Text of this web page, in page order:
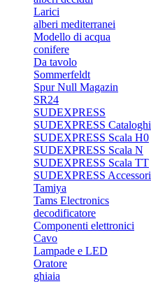
Larici
alberi mediterranei
Modello di acqua
conifere
Da tavolo
Sommerfeldt
Spur Null Magazin
SR24
SUDEXPRESS
SUDEXPRESS Cataloghi
SUDEXPRESS Scala H0
SUDEXPRESS Scala N
SUDEXPRESS Scala TT
SUDEXPRESS Accessori
Tamiya
Tams Electronics
decodificatore
Componenti elettronici
Cavo
Lampade e LED
Oratore
ghiaia